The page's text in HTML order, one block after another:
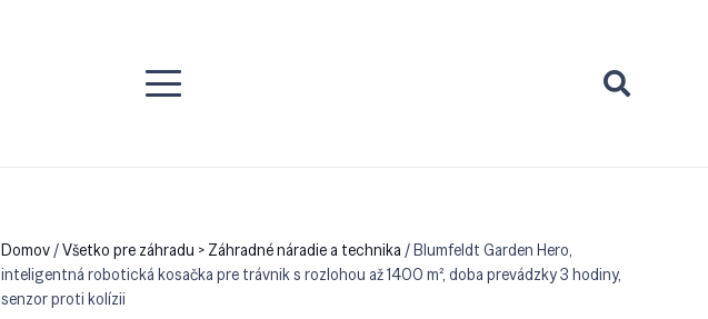
Domov/Všetko pre záhradu > Záhradné náradie a technika / Blumfeldt Garden Hero,
inteligentná robotická kosačka pre trávnik s rozlohou až 1400 m², doba prevádzky 3 hodiny,
senzor proti kolízii